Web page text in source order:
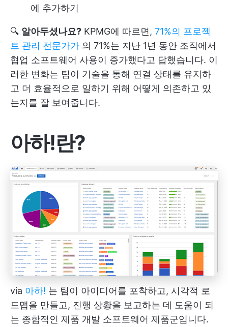
에 추가하기
🔍 알아두셨나요? KPMG에 따르면, 71%의 프로젝
트 관리 전문가가 의 71%는 지난 1년 동안 조직에서
협업 소프트웨어 사용이 증가했다고 답했습니다. 이
러한 변화는 팀이 기술을 통해 연결 상태를 유지하
고 더 효율적으로 일하기 위해 어떻게 의존하고 있
는지를 잘 보여줍니다.
아하!란?
via 아하! 는 팀이 아이디어를 포착하고, 시각적 로
드맵을 만들고, 진행 상황을 보고하는 데 도움이 되
는 종합적인 제품 개발 소프트웨어 제품군입니다.